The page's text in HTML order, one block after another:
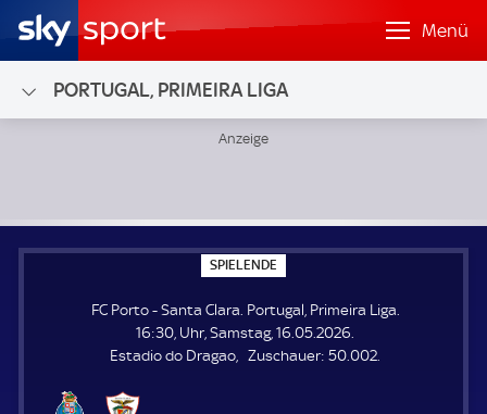
Menü
PORTUGAL, PRIMEIRA LIGA
SPIELENDE
P
E
L
E
N
FC Porto - Santa Clara. Portugal, Primeira Liga.
16:30, Uhr, Samstag, 16.05.2026.
Estadio do Dragao
Zuschauer: Z
50.002.